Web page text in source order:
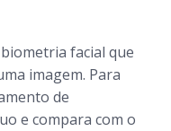
facial que
imagem. Para
de
e compara com o